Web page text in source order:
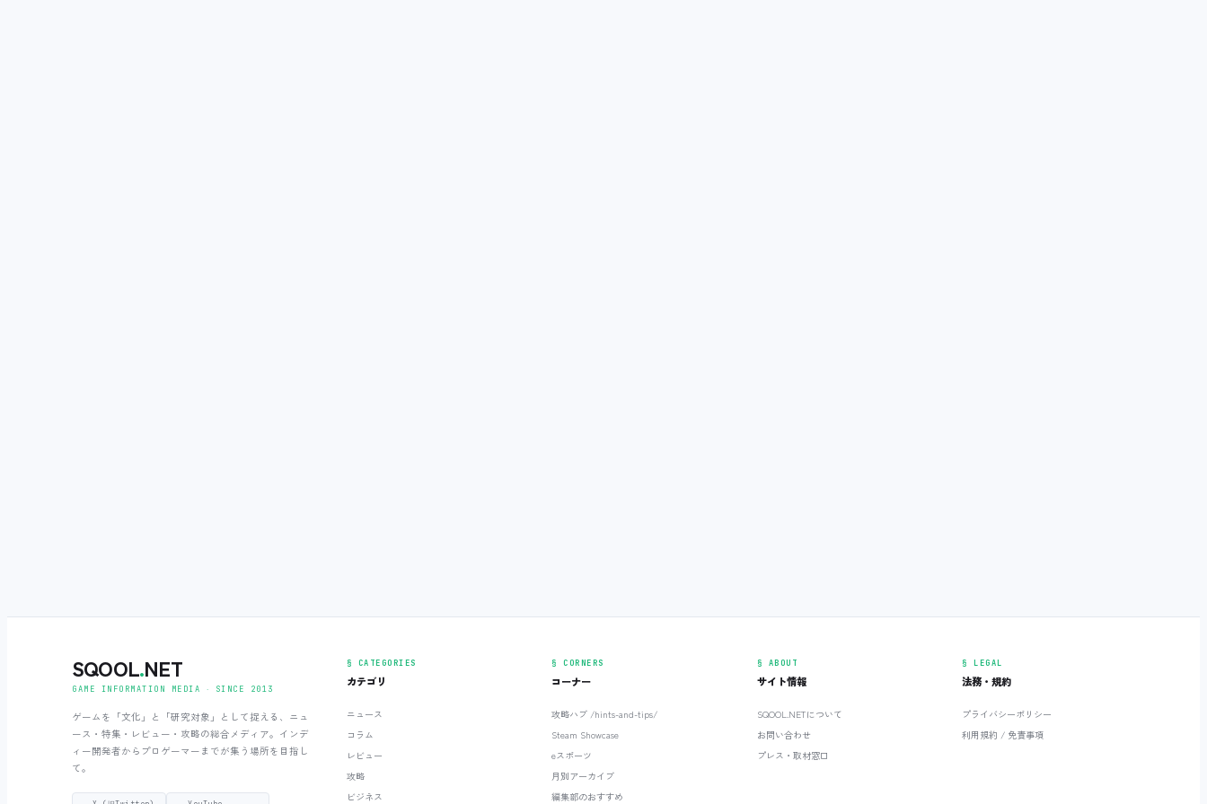
SQOOL.NET
GAME INFORMATION MEDIA ‧ SINCE 2013
ゲームを「文化」と「研究対象」として捉える、ニュ
ース・特集・レビュー・攻略の総合メディア。インデ
ィー開発者からプロゲーマーまでが集う場所を目指し
て。
§ CATEGORIES
カテゴリ
ニュース
コラム
レビュー
攻略
ビジネス
§ CORNERS
コーナー
攻略ハブ /hints-and-tips/
Steam Showcase
eスポーツ
月別アーカイブ
編集部のおすすめ
§ ABOUT
サイト情報
SQOOL.NETについて
お問い合わせ
プレス・取材窓口
§ LEGAL
法務・規約
プライバシーポリシー
利用規約 / 免責事項